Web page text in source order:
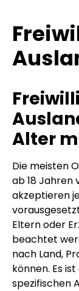
Alter
Die meisten
ab 18 Jahren
akzeptieren
Eltern oder
beachtet
nach Land,
können. Es
spezifischen